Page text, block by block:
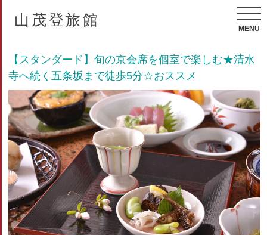
山茂登旅館
MENU
【スタンダード】旬の京会席を個室で楽しむ★清水
寺へ続く五条坂まで徒歩5分☆おススメ